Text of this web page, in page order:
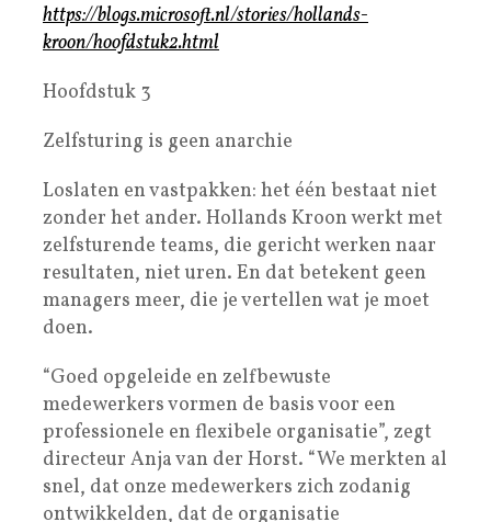
https://blogs.microsoft.nl/stories/hollands-
kroon/hoofdstuk2.html
Hoofdstuk 3
Zelfsturing is geen anarchie
Loslaten en vastpakken: het één bestaat niet
zonder het ander. Hollands Kroon werkt met
zelfsturende teams, die gericht werken naar
resultaten, niet uren. En dat betekent geen
managers meer, die je vertellen wat je moet
doen.
“Goed opgeleide en zelfbewuste
medewerkers vormen de basis voor een
professionele en flexibele organisatie”, zegt
directeur Anja van der Horst. “We merkten al
snel, dat onze medewerkers zich zodanig
ontwikkelden, dat de organisatie